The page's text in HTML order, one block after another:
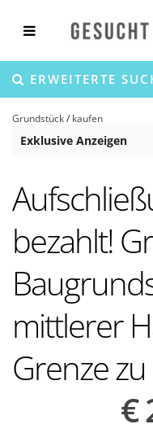
ERWEITERTE
Grundstück/ kaufen
Exklusive Anzeigen
bezahlt!
mittlerer
Grenze
€